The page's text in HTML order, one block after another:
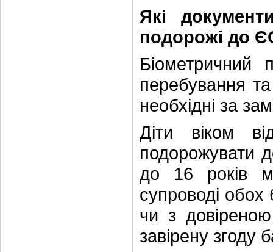
Які
подорожі до
Біометричний
перебування
необхідні за
Діти віком
подорожувати
до 16 років
супроводі обох
чи з
завірену згоду